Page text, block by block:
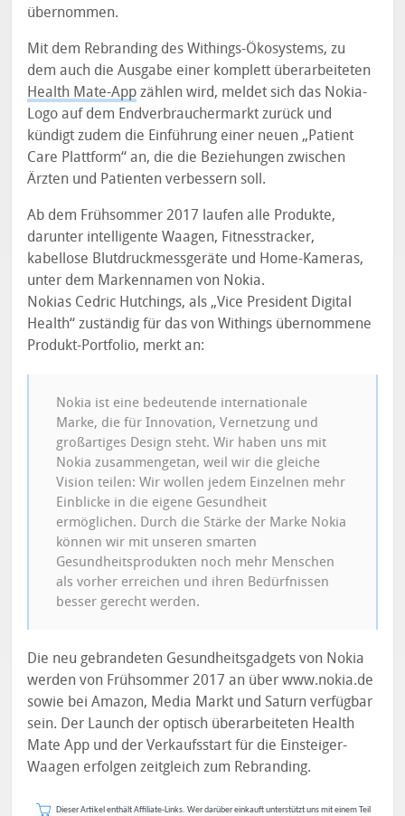
übernommen.
Mit dem Rebranding des Withings-Ökosystems, zu
dem auch die Ausgabe einer komplett überarbeiteten
Health Mate-App zählen wird, meldet sich das Nokia-
Logo auf dem Endverbrauchermarkt zurück und
kündigt zudem die Einführung einer neuen „Patient
Care Plattform“ an, die die Beziehungen zwischen
Ärzten und Patienten verbessern soll.
Ab dem Frühsommer 2017 laufen alle Produkte,
darunter intelligente Waagen, Fitnesstracker,
kabellose Blutdruckmessgeräte und Home-Kameras,
unter dem Markennamen von Nokia.
Nokias Cedric Hutchings, als „Vice President Digital
Health“ zuständig für das von Withings übernommene
Produkt-Portfolio, merkt an:
Nokia ist eine bedeutende internationale
Marke, die für Innovation, Vernetzung und
großartiges Design steht. Wir haben uns mit
Nokia zusammengetan, weil wir die gleiche
Vision teilen: Wir wollen jedem Einzelnen mehr
Einblicke in die eigene Gesundheit
ermöglichen. Durch die Stärke der Marke Nokia
können wir mit unseren smarten
Gesundheitsprodukten noch mehr Menschen
als vorher erreichen und ihren Bedürfnissen
besser gerecht werden.
Die neu gebrandeten Gesundheitsgadgets von Nokia
werden von Frühsommer 2017 an über www.nokia.de
sowie bei Amazon, Media Markt und Saturn verfügbar
sein. Der Launch der optisch überarbeiteten Health
Mate App und der Verkaufsstart für die Einsteiger-
Waagen erfolgen zeitgleich zum Rebranding.
Dieser Artikel enthält Affiliate-Links. Wer darüber einkauft unterstützt uns mit einem Teil